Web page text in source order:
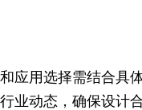
应用选择需结合具
业动态，确保设计